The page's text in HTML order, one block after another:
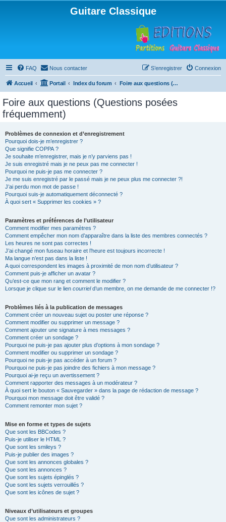
Guitare Classique
FAQ Nous contacter Connexion
S’enregistrer
Accueil Portail Index du forum Foire aux questions (Questions posées fréquemment)
Foire aux questions (Questions posées
fréquemment)
Problèmes de connexion et d’enregistrement
Pourquoi dois-je m’enregistrer ?
Que signifie COPPA ?
Je souhaite m’enregistrer, mais je n’y parviens pas !
Je suis enregistré mais je ne peux pas me connecter !
Pourquoi ne puis-je pas me connecter ?
Je me suis enregistré par le passé mais je ne peux plus me connecter ?!
J’ai perdu mon mot de passe !
Pourquoi suis-je automatiquement déconnecté ?
À quoi sert « Supprimer les cookies » ?
Paramètres et préférences de l’utilisateur
Comment modifier mes paramètres ?
Comment empêcher mon nom d’apparaître dans la liste des membres connectés ?
Les heures ne sont pas correctes !
J’ai changé mon fuseau horaire et l’heure est toujours incorrecte !
Ma langue n’est pas dans la liste !
A quoi correspondent les images à proximité de mon nom d’utilisateur ?
Comment puis-je afficher un avatar ?
Qu’est-ce que mon rang et comment le modifier ?
Lorsque je clique sur le lien courrield’un membre, on me demande de me connecter !?
Problèmes liés à la publication de messages
Comment créer un nouveau sujet ou poster une réponse ?
Comment modifier ou supprimer un message ?
Comment ajouter une signature à mes messages ?
Comment créer un sondage ?
Pourquoi ne puis-je pas ajouter plus d’options à mon sondage ?
Comment modifier ou supprimer un sondage ?
Pourquoi ne puis-je pas accéder à un forum ?
Pourquoi ne puis-je pas joindre des fichiers à mon message ?
Pourquoi ai-je reçu un avertissement ?
Comment rapporter des messages à un modérateur ?
À quoi sert le bouton « Sauvegarder » dans la page de rédaction de message ?
Pourquoi mon message doit être validé ?
Comment remonter mon sujet ?
Mise en forme et types de sujets
Que sont les BBCodes ?
Puis-je utiliser le HTML ?
Que sont les smileys ?
Puis-je publier des images ?
Que sont les annonces globales ?
Que sont les annonces ?
Que sont les sujets épinglés ?
Que sont les sujets verrouillés ?
Que sont les icônes de sujet ?
Niveaux d’utilisateurs et groupes
Que sont les administrateurs ?